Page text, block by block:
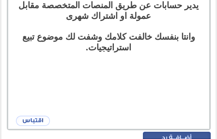
يدير حسابات عن طريق المنصات المتخصصة مقابل
عمولة او اشتراك شهرى
وانتا بنفسك خالفت كلامك وشفت لك موضوع تبيع
استراتيجيات.